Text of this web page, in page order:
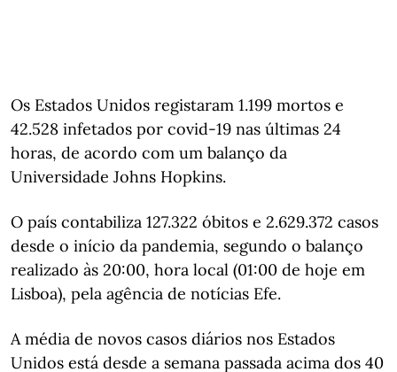
Os Estados Unidos registaram 1.199 mortos e
42.528 infetados por covid-19 nas últimas 24
horas, de acordo com um balanço da
Universidade Johns Hopkins.
O país contabiliza 127.322 óbitos e 2.629.372 casos
desde o início da pandemia, segundo o balanço
realizado às 20:00, hora local (01:00 de hoje em
Lisboa), pela agência de notícias Efe.
A média de novos casos diários nos Estados
Unidos está desde a semana passada acima dos 40